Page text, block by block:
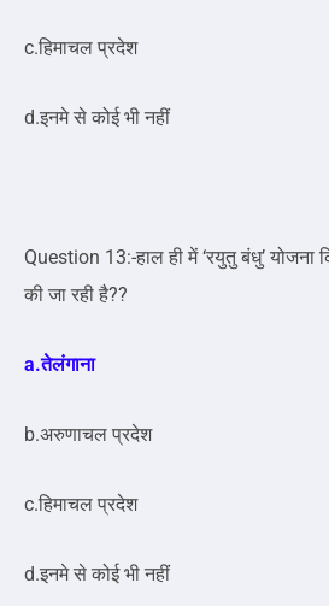
c.हिमाचल प्रदेश
d.इनमे से कोई भी नहीं
Question 13:-हाल ही में ‘रयुतु बंधु’ योजना
की जा रही है??
a.तेलंगाना
b.अरुणाचल प्रदेश
c.हिमाचल प्रदेश
d.इनमे से कोई भी नहीं